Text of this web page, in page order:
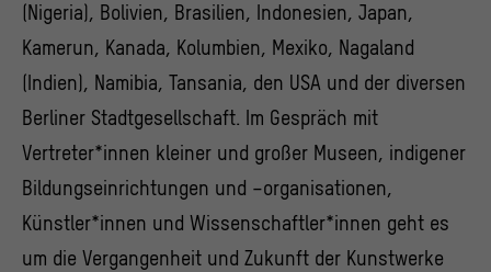
(Nigeria), Bolivien, Brasilien, Indonesien, Japan,
Kamerun, Kanada, Kolumbien, Mexiko, Nagaland
(Indien), Namibia, Tansania, den USA und der diversen
Berliner Stadtgesellschaft. Im Gespräch mit
Vertreter*innen kleiner und großer Museen, indigener
Bildungseinrichtungen und –organisationen,
Künstler*innen und Wissenschaftler*innen geht es
um die Vergangenheit und Zukunft der Kunstwerke